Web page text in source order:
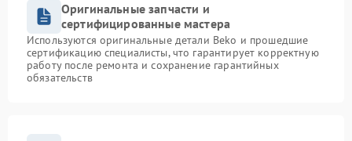
Оригинальные запчасти и
сертифицированные мастера
Используются оригинальные детали Beko и прошедшие
сертификацию специалисты, что гарантирует корректную
работу после ремонта и сохранение гарантийных
обязательств